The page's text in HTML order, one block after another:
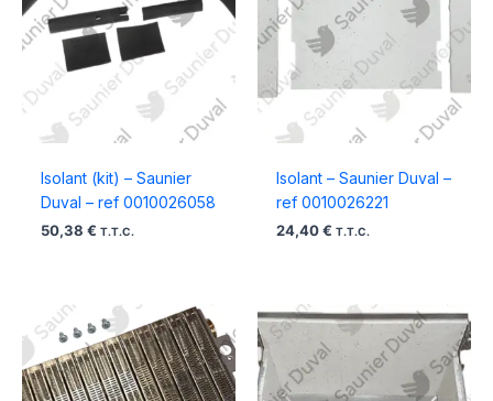
Isolant (kit) – Saunier
Duval – ref 0010026058
50,38 € T.T.C.
Isolant – Saunier Duval –
ref 0010026221
24,40 € T.T.C.